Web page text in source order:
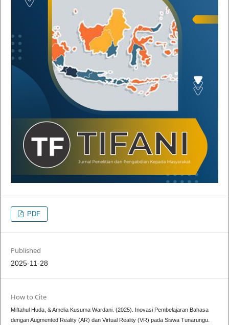
PDF
Published
2025-11-28
How to Cite
Miftahul Huda, & Amelia Kusuma Wardani. (2025). Inovasi Pembelajaran Bahasa
dengan Augmented Reality (AR) dan Virtual Reality (VR) pada Siswa Tunarungu.